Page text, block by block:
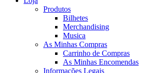
Produtos
Bilhetes
Merchandising
Musica
As Minhas Compras
Carrinho de Compras
As Minhas Encomendas
Informações Legais